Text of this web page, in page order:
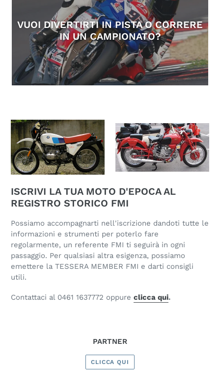
VUOI DIVERTIRTI IN PISTA O CORRERE
IN UN CAMPIONATO?
ISCRIVI LA TUA MOTO D'EPOCA AL
REGISTRO STORICO FMI
Possiamo accompagnarti nell'iscrizione dandoti tutte le
informazioni e strumenti per poterlo fare
regolarmente, un referente FMI ti seguirà in ogni
passaggio. Per qualsiasi altra esigenza, possiamo
emettere la TESSERA MEMBER FMI e darti consigli
utili.
Contattaci al 0461 1637772 oppure clicca qui.
PARTNER
CLICCA QUI